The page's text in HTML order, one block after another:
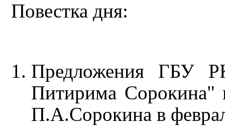
Повестка дня:
Предложения ГБУ
Питирима Сорокина"
П.А.Сорокина в